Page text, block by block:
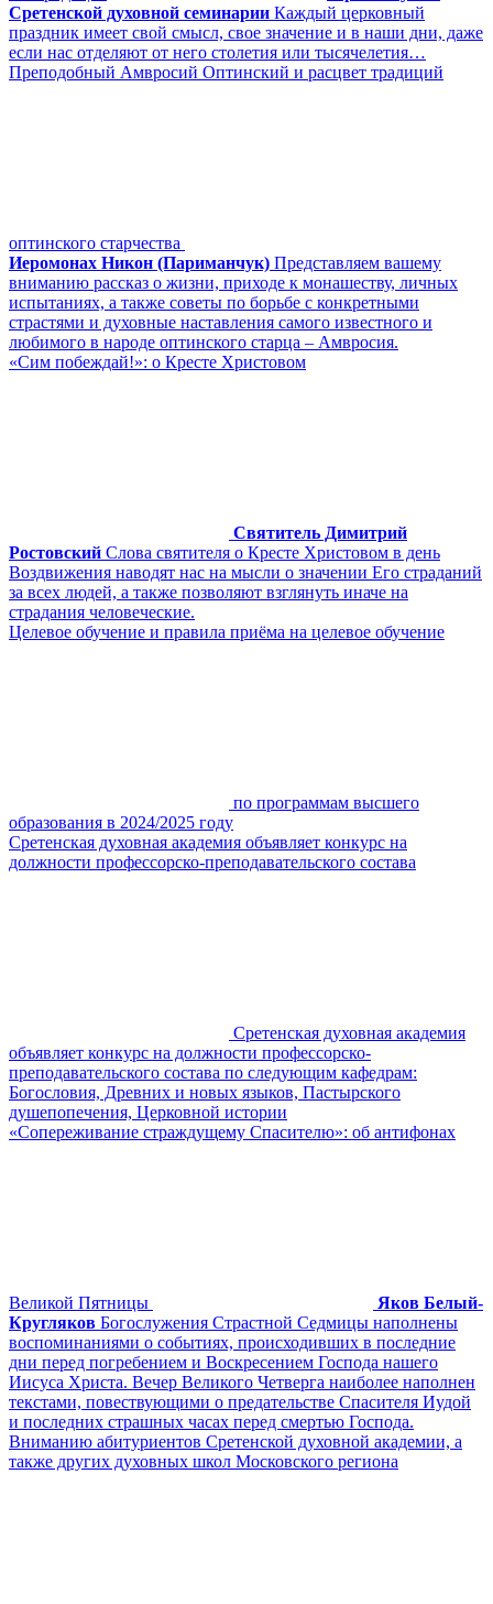
Сретенской духовной семинарии Каждый церковный
праздник имеет свой смысл, свое значение и в наши дни, даже
если нас отделяют от него столетия или тысячелетия…
Преподобный Амвросий Оптинский и расцвет традиций
оптинского старчества
Иеромонах Никон (Париманчук) Представляем вашему
вниманию рассказ о жизни, приходе к монашеству, личных
испытаниях, а также советы по борьбе с конкретными
страстями и духовные наставления самого известного и
любимого в народе оптинского старца – Амвросия.
«Сим побеждай!»: о Кресте Христовом
Святитель Димитрий
Ростовский Слова святителя о Кресте Христовом в день
Воздвижения наводят нас на мысли о значении Его страданий
за всех людей, а также позволяют взглянуть иначе на
страдания человеческие.
Целевое обучение и правила приёма на целевое обучение
по программам высшего
образования в 2024/2025 году
Сретенская духовная академия объявляет конкурс на
должности профессорско-преподавательского состава
Сретенская духовная академия
объявляет конкурс на должности профессорско-
преподавательского состава по следующим кафедрам:
Богословия, Древних и новых языков, Пастырского
душепопечения, Церковной истории
«Сопереживание страждущему Спасителю»: об антифонах
Великой Пятницы
Яков Белый-
Кругляков Богослужения Страстной Седмицы наполнены
воспоминаниями о событиях, происходивших в последние
дни перед погребением и Воскресением Господа нашего
Иисуса Христа. Вечер Великого Четверга наиболее наполнен
текстами, повествующими о предательстве Спасителя Иудой
и последних страшных часах перед смертью Господа.
Вниманию абитуриентов Сретенской духовной академии, а
также других духовных школ Московского региона